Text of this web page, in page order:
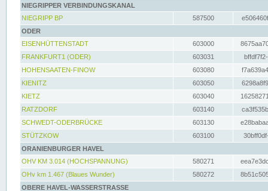
NIEGRIPPER VERBINDUNGSKANAL
NIEGRIPP BP
587500
ODER
EISENHÜTTENSTADT
603000
FRANKFURT1 (ODER)
603031
HOHENSAATEN-FINOW
603080
KIENITZ
603050
KIETZ
603040
RATZDORF
603140
SCHWEDT-ODERBRÜCKE
603130
STÜTZKOW
603100
ORANIENBURGER HAVEL
OHV KM 3.014 (HOCHSPANNUNG)
580271
OHv km 1.467 (Blaues Wunder)
580272
OBERE HAVEL-WASSERSTRASSE